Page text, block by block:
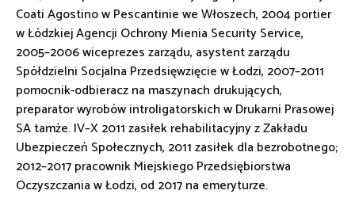
Coati Agostino w Pescantinie we Włoszech, 2004 portier
w Łódzkiej Agencji Ochrony Mienia Security Service,
2005–2006 wiceprezes zarządu, asystent zarządu
Spółdzielni Socjalna Przedsięwzięcie w Łodzi, 2007–2011
pomocnik-odbieracz na maszynach drukujących,
preparator wyrobów introligatorskich w Drukarni Prasowej
SA tamże. IV–X 2011 zasiłek rehabilitacyjny z Zakładu
Ubezpieczeń Społecznych, 2011 zasiłek dla bezrobotnego;
2012–2017 pracownik Miejskiego Przedsiębiorstwa
Oczyszczania w Łodzi, od 2017 na emeryturze.